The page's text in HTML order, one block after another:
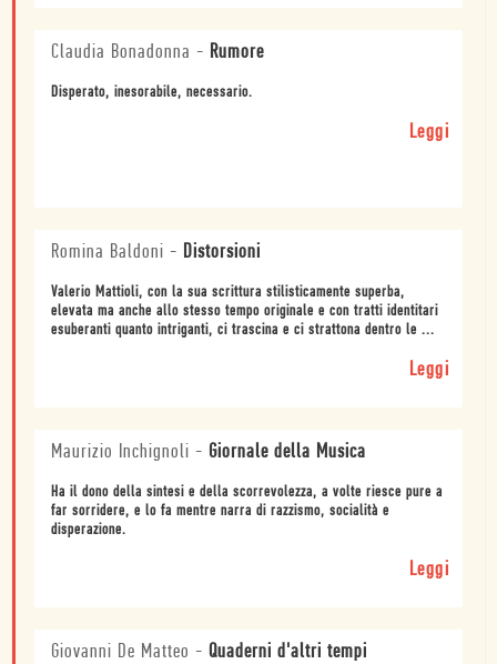
Claudia Bonadonna - Rumore
Disperato, inesorabile, necessario.
Leggi
Romina Baldoni - Distorsioni
Valerio Mattioli, con la sua scrittura stilisticamente superba,
elevata ma anche allo stesso tempo originale e con tratti identitari
esuberanti quanto intriganti, ci trascina e ci strattona dentro le ...
Leggi
Maurizio Inchignoli - Giornale della Musica
Ha il dono della sintesi e della scorrevolezza, a volte riesce pure a
far sorridere, e lo fa mentre narra di razzismo, socialità e
disperazione.
Leggi
Giovanni De Matteo - Quaderni d'altri tempi